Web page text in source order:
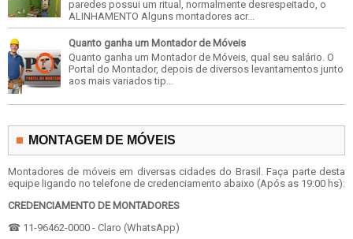
paredes possui um ritual, normalmente desrespeitado, o
ALINHAMENTO Alguns montadores acr...
Quanto ganha um Montador de Móveis
Quanto ganha um Montador de Móveis, qual seu salário. O
Portal do Montador, depois de diversos levantamentos junto
aos mais variados tip...
MONTAGEM DE MÓVEIS
Montadores de móveis em diversas cidades do Brasil. Faça parte desta
equipe ligando no telefone de credenciamento abaixo (Após as 19:00 hs):
CREDENCIAMENTO DE MONTADORES
☎ 11-96462-0000 - Claro (WhatsApp)